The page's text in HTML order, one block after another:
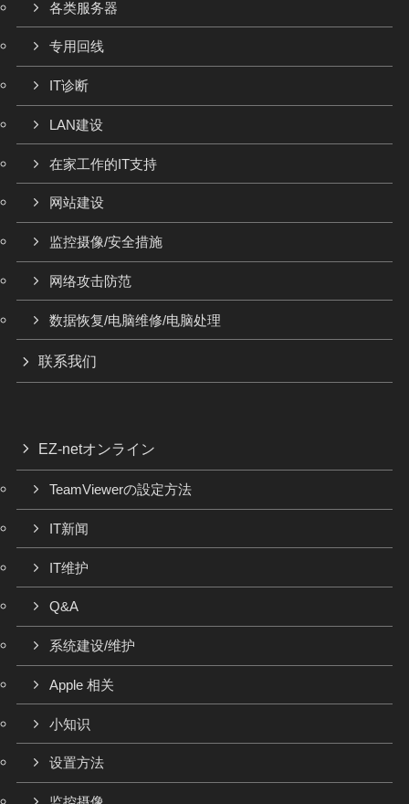
各类服务器
专用回线
IT诊断
LAN建设
在家工作的IT支持
网站建设
监控摄像/安全措施
网络攻击防范
数据恢复/电脑维修/电脑处理
联系我们
EZ-netオンライン
TeamViewerの設定方法
IT新闻
IT维护
Q&A
系统建设/维护
Apple 相关
小知识
设置方法